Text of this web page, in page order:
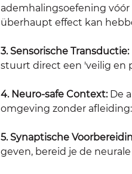
ademhalingsoefening
überhaupt effect kan
3. Sensorische Transductie:
stuurt direct een 'veilig en
4. Neuro-safe Context: De
omgeving zonder
5. Synaptische
geven, bereid je de